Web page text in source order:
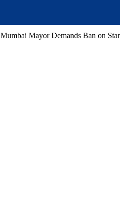
Mumbai Mayor Demands Ban on